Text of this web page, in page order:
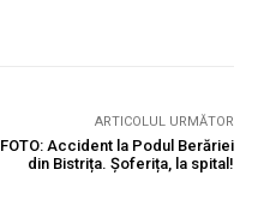
ARTICOLUL URMĂTOR
FOTO: Accident la Podul Berăriei
din Bistrița. Șoferița, la spital!